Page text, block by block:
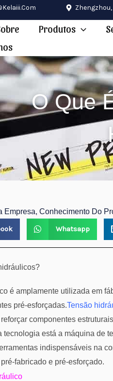
Produtos
O Que
Conhecimento Do
Whatsapp
é amplamente utilizada em
pré-esforçadas.Tensão
componentes
está a máquina de
indispensáveis na
fabricado e pré-esforçado.